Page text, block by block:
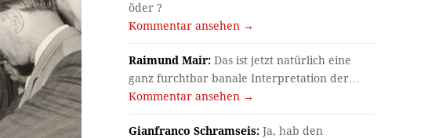
öder ?
Kommentar ansehen →
Raimund Mair: Das ist jetzt natürlich eine
ganz furchtbar banale Interpretation der…
Kommentar ansehen →
Gianfranco Schramseis: Ja, hab den